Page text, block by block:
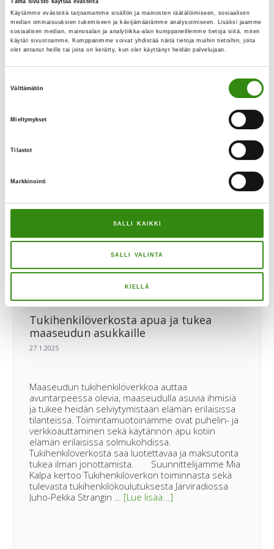
Käytämme evästeitä tarjoamamme sisällön ja mainosten räätälöimiseen, sosiaalisen
median ominaisuuksien tukemiseen ja kävijämäärämme analysoimiseen. Lisäksi jaamme
sosiaalisen median, mainosalan ja analytiikka-alan kumppaneillemme tietoja siitä, miten
käytät sivustoamme. Kumppanimme voivat yhdistää näitä tietoja muihin tietoihin, joita
olet antanut heille tai joita on kerätty, kun olet käyttänyt heidän palvelujaan.
Välttämätön
Mieltymykset
Tilastot
Markkinointi
SALLI KAIKKI
SALLI VALINTA
KIELLÄ
BLOGI | Maaseutu tarvitse viljelijänsä ja
varjelijansa
serkkuni 1960-luvulla. Harvassa olivat kotikylässäni
silloin ne paikat, joissa juotiin lötkömuoviin
kaupan maitoa, ei vielä 1970- tai 1980-luvuillakaan.
Sitä alettiin juoda vasta 1990-luvulla. Lypsylehmien
kadotessa mullistui myös maatilan vuosittainen ja
rytmittyivät uudelleen. Enää ei päivä alkanut eikä
lisää...]tietoaBLOGI
tarvitse
varjelijansa
Tukihenkilöverkosta apua ja tukea
maaseudun asukkaille
Maaseudun tukihenkilöverkkoa auttaa
avuntarpeessa olevia, maaseudulla asuvia ihmisiä
ja tukee heidän selviytymistään elämän erilaisissa
tilanteissa. Toimintamuotoinamme ovat puhelin- ja
verkkoauttaminen sekä käytännön apu kotiin
elämän erilaisissa solmukohdissa.
Tukihenkilöverkosta saa luotettavaa ja maksutonta
tukea ilman jonottamista. Suunnittelijamme Mia
Kalpa kertoo Tukihenkilöverkon toiminnasta sekä
tulevasta tukihenkilökoulutuksesta Järviradiossa
Juho-Pekka Strangin … [Lue lisää...]